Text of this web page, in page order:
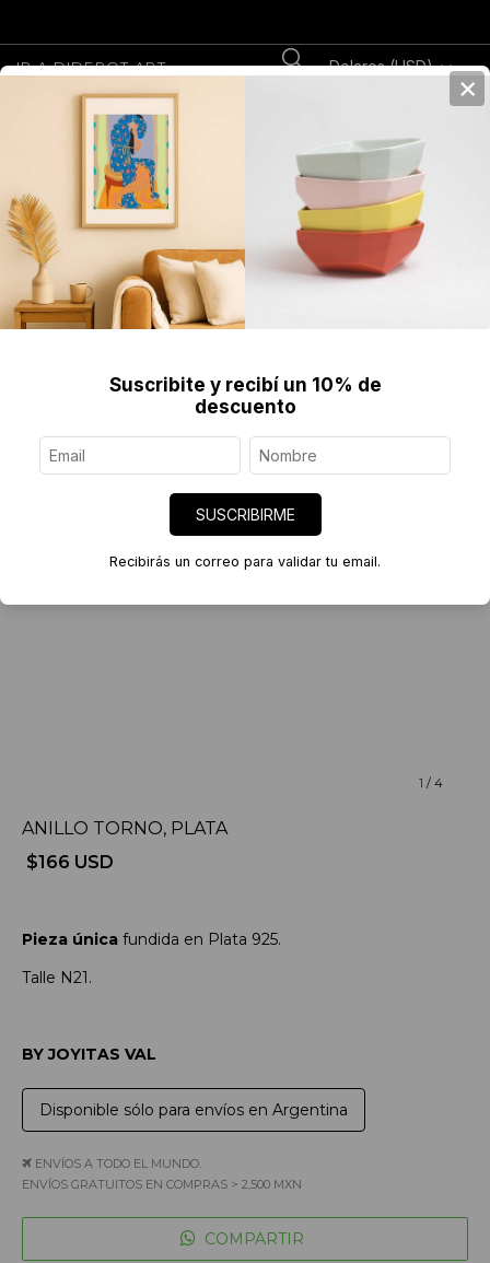
IR A DIDEROT.ART Dolares (USD)
Joyería Contemporánea Anillo Torno, Plata
1 /4
ANILLO TORNO, PLATA
$166 USD
Pieza única fundida en Plata 925.
Talle N21.
BY JOYITAS VAL
Disponible sólo para envíos en Argentina
ENVÍOS A TODO EL MUNDO.
ENVÍOS GRATUITOS EN COMPRAS > 2,500 MXN
COMPARTIR
×
Suscribite y recibí un 10% de
descuento
SUSCRIBIRME
Recibirás un correo para validar tu email.